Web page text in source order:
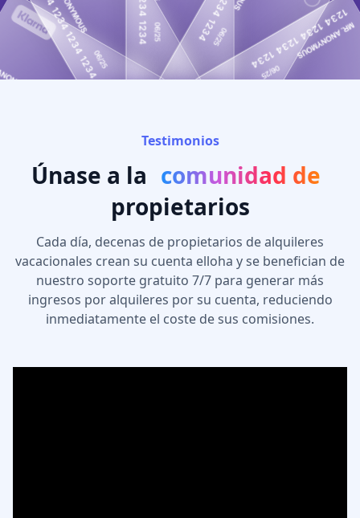
Testimonios
Únase a la comunidad de
propietarios
Cada día, decenas de propietarios de alquileres
vacacionales crean su cuenta elloha y se benefician de
nuestro soporte gratuito 7/7 para generar más
ingresos por alquileres por su cuenta, reduciendo
inmediatamente el coste de sus comisiones.